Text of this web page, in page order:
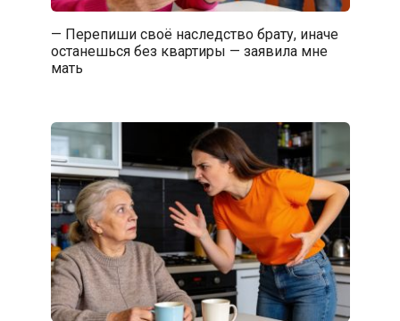
— Перепиши своё наследство брату, иначе
останешься без квартиры — заявила мне
мать